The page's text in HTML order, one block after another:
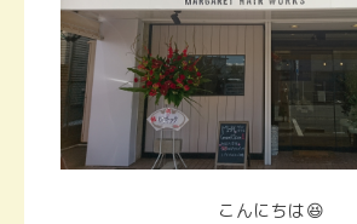
こんにちは😆